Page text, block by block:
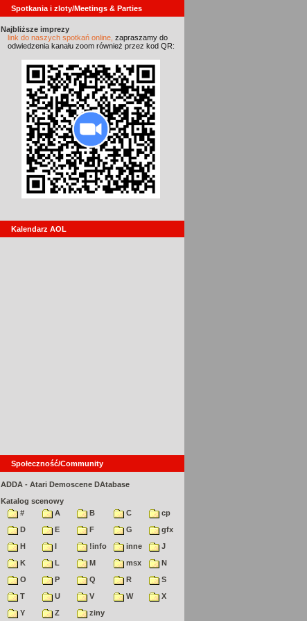
Spotkania i zloty/Meetings & Parties
Najbliższe imprezy
link do naszych spotkań online, zapraszamy do
odwiedzenia kanału zoom również przez kod QR:
Kalendarz AOL
Społeczność/Community
ADDA - Atari Demoscene DAtabase
Katalog scenowy
#
A B C
cp
D
E F G
gfx
H
I !info inne
J
K
L M msx
N
O
P Q R
S
T
U V W
X
Y
Z
ziny